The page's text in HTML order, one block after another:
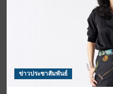
ข่าวประชาสัมพันธ์